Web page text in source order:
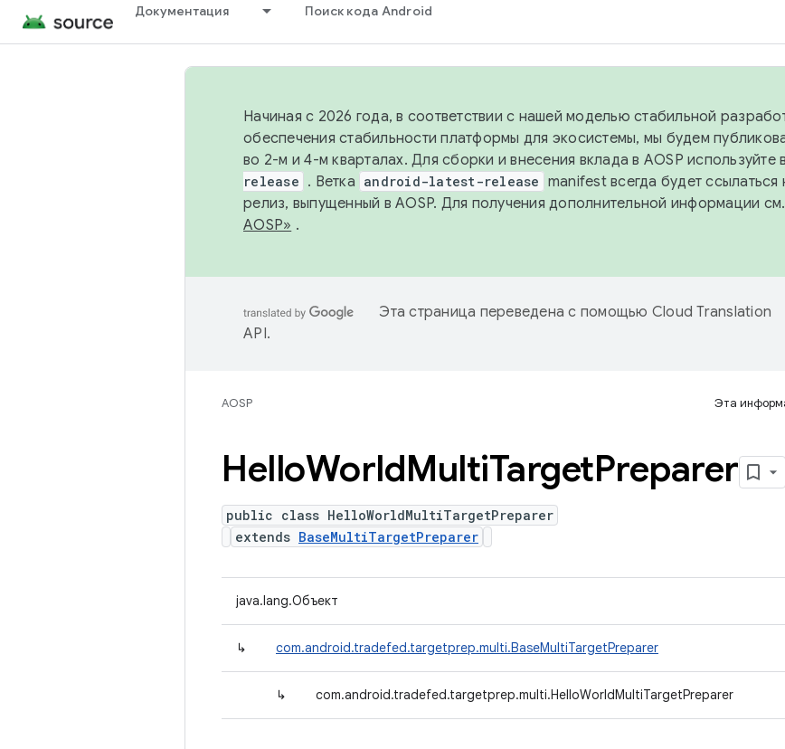
Документация Поиск кода Android
Начиная с 2026 года, в соответствии с нашей моделью стабильной
обеспечения стабильности платформы для экосистемы, мы будем
во 2-м и 4-м кварталах. Для сборки и внесения вклада в AOSP используйте
release . Ветка android-latest-release manifest всегда будет
релиз, выпущенный в AOSP. Для получения дополнительной информации см.
AOSP» .
Эта страница переведена с помощью Cloud Translation
API.
AOSP Эта
HelloWorldMultiTargetPreparer
public class HelloWorldMultiTargetPreparer
extends BaseMultiTargetPreparer
java.lang.Объект
↳ com.android.tradefed.targetprep.multi.BaseMultiTargetPreparer
↳ com.android.tradefed.targetprep.multi.HelloWorldMultiTargetPreparer